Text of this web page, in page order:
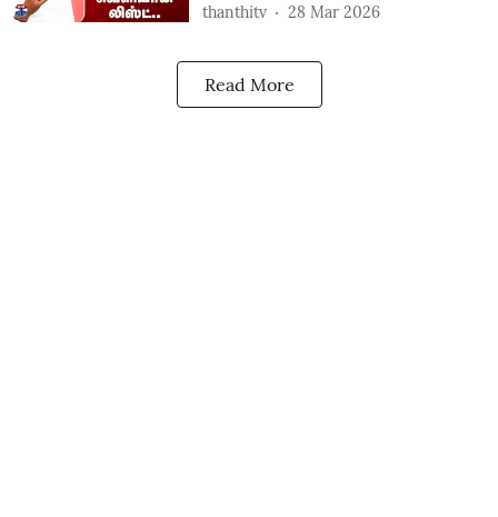
thanthitv 28 Mar 2026
Read More